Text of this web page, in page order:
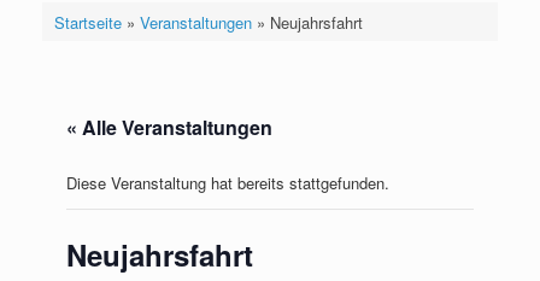
Startseite» Veranstaltungen» Neujahrsfahrt
« Alle Veranstaltungen
Diese Veranstaltung hat bereits stattgefunden.
Neujahrsfahrt